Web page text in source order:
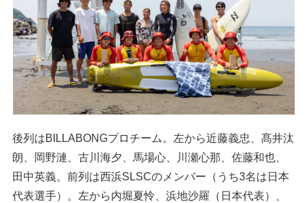
後列はBILLABONGプロチーム。左から近藤義忠、髙井汰
朗、岡野漣、古川海夕、馬場心、川瀬心那、佐藤和也、
田中英義。前列は西浜SLSCのメンバー（うち3名は日本
代表選手）。左から内堀夏怜、浜地沙羅（日本代表）、